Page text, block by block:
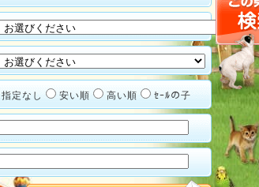
指定なし 安い順 高い順 ｾｰﾙの子